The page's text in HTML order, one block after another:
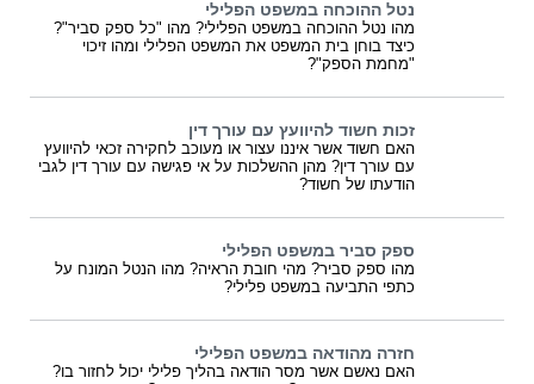
נטל ההוכחה במשפט הפלילי
מהו נטל ההוכחה במשפט הפלילי? מהו "כל ספק סביר"?
כיצד בוחן בית המשפט את המשפט הפלילי ומהו זיכוי
"מחמת הספק"?
זכות חשוד להיוועץ עם עורך דין
האם חשוד אשר איננו עצור או מעוכב לחקירה זכאי להיוועץ
עם עורך דין? מהן ההשלכות על אי פגישה עם עורך דין לגבי
הודעתו של חשוד?
ספק סביר במשפט הפלילי
מהו ספק סביר? מהי חובת הראיה? מהו הנטל המונח על
כתפי התביעה במשפט פלילי?
חזרה מהודאה במשפט הפלילי
האם נאשם אשר מסר הודאה בהליך פלילי יכול לחזור בו?